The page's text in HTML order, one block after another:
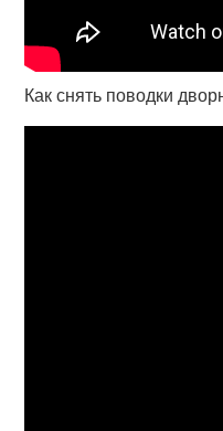
Как снять поводки